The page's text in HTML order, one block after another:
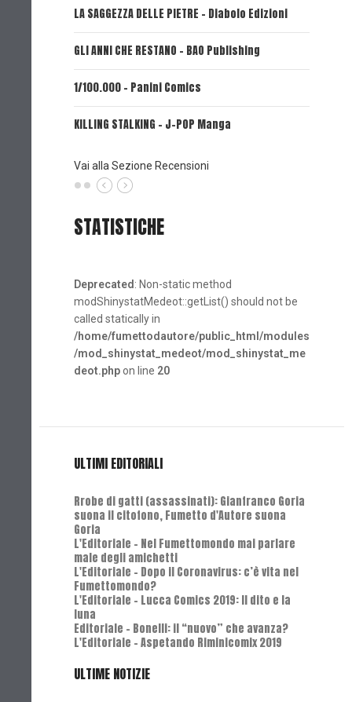
LA SAGGEZZA DELLE PIETRE - Diabolo Edizioni
GLI ANNI CHE RESTANO - BAO Publishing
1/100.000 - Panini Comics
KILLING STALKING - J-POP Manga
Vai alla Sezione Recensioni
STATISTICHE
Deprecated: Non-static method
modShinystatMedeot::getList() should not be
called statically in
/home/fumettodautore/public_html/modules
/mod_shinystat_medeot/mod_shinystat_me
deot.phpon line 20
ULTIMI EDITORIALI
Rrobe di gatti (assassinati): Gianfranco Goria
suona il citofono, Fumetto d'Autore suona
Goria
L'Editoriale - Nel Fumettomondo mai parlare
male degli amichetti
L'Editoriale - Dopo il Coronavirus: c’è vita nel
Fumettomondo?
L'Editoriale - Lucca Comics 2019: Il dito e la
luna
Editoriale - Bonelli: il “nuovo” che avanza?
L'Editoriale - Aspetando Riminicomix 2019
ULTIME NOTIZIE